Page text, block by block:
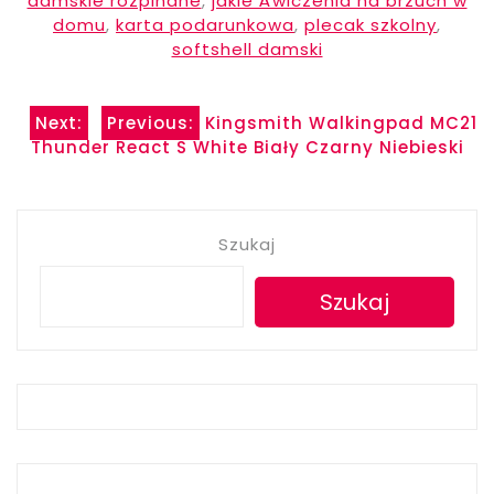
domu, karta podarunkowa, plecak szkolny,
softshell damski
Nawigacja
Previous: Kingsmith Walkingpad MC21
Next:
Thunder React S White Biały Czarny Niebieski
Szukaj
Szukaj